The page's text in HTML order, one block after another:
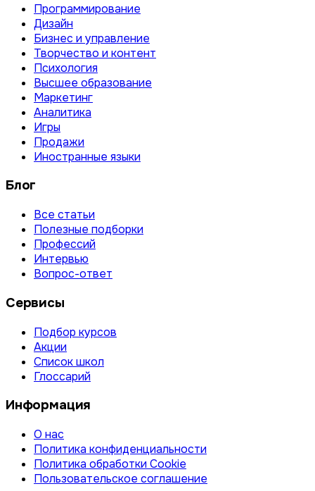
Программирование
Дизайн
Бизнес и управление
Творчество и контент
Психология
Высшее образование
Маркетинг
Аналитика
Игры
Продажи
Иностранные языки
Блог
Все статьи
Полезные подборки
Профессий
Интервью
Вопрос-ответ
Сервисы
Подбор курсов
Акции
Список школ
Глоссарий
Информация
О нас
Политика конфиденциальности
Политика обработки Cookie
Пользовательское соглашение